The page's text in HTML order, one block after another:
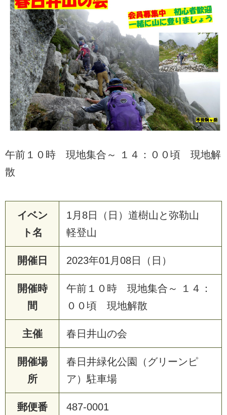
午前１０時 現地集合～ １４：００頃 現地解
散
イベン
ト名
1月8日（日）道樹山と弥勒山
軽登山
開催日 2023年01月08日（日）
開催時
間
午前１０時 現地集合～ １４：
００頃 現地解散
主催 春日井山の会
開催場
所
春日井緑化公園（グリーンピ
ア）駐車場
郵便番
487-0001